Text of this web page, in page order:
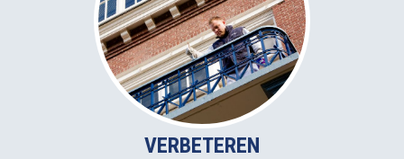
VERBETEREN